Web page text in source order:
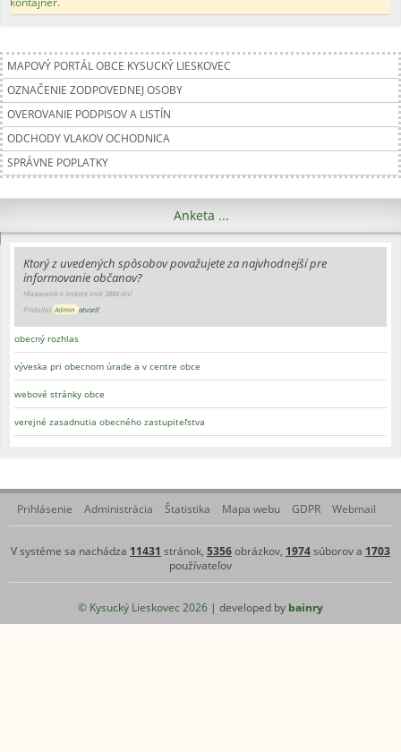
MAPOVÝ PORTÁL OBCE KYSUCKÝ LIESKOVEC
OZNAČENIE ZODPOVEDNEJ OSOBY
OVEROVANIE PODPISOV A LISTÍN
ODCHODY VLAKOV OCHODNICA
SPRÁVNE POPLATKY
Anketa ...
Ktorý z uvedených spôsobov považujete za najvhodnejší pre
informovanie občanov?
Hlasovanie v ankete trvá 3884 dní
Pridal(a) Admin otvoriť
obecný rozhlas
výveska pri obecnom úrade a v centre obce
webové stránky obce
verejné zasadnutia obecného zastupiteľstva
Prihlásenie Administrácia Štatistika Mapa webu GDPR Webmail
V systéme sa nachádza 11431 stránok, 5356obrázkov, 1974súborov a 1703
používateľov
© Kysucký Lieskovec 2026 | developed by bainry